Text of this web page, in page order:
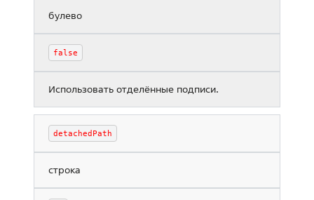
булево
false
Использовать отделённые подписи.
detachedPath
строка